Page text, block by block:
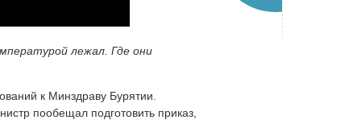
лежал. Где они
к Минздраву Бурятии.
пообещал подготовить приказ,